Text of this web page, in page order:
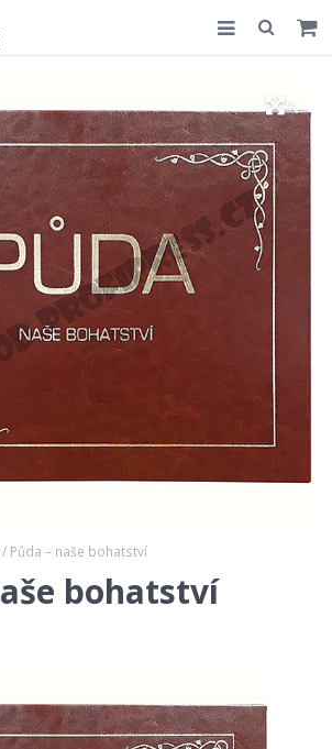
🔍
Půda – naše bohatství
bohatství